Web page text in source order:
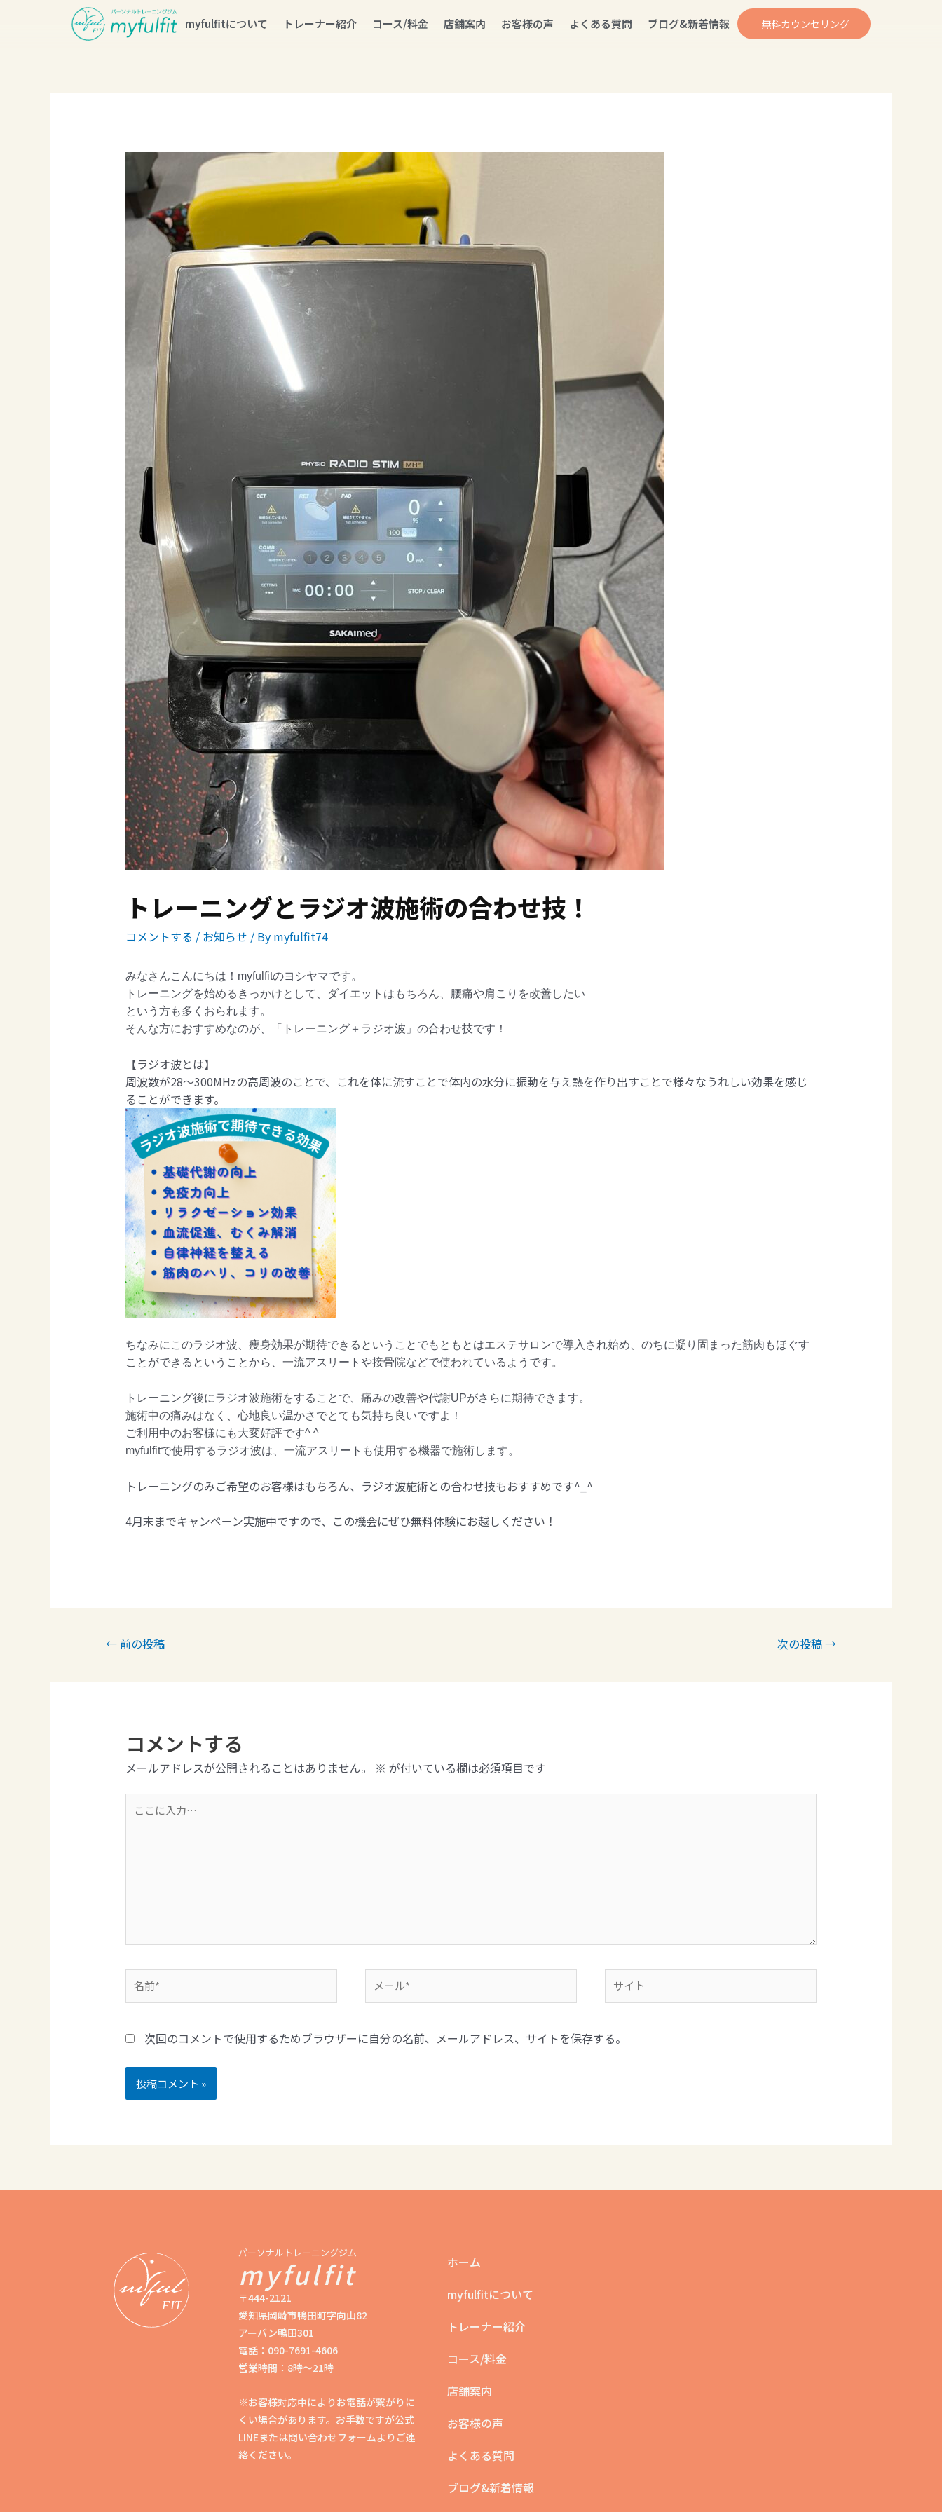
myfulfitについて トレーナー紹介 コース/料金 店舗案内 お客様の声 よくある質問 ブログ&新着情報 無料カウンセリング
トレーニングとラジオ波施術の合わせ技！
コメントする / お知らせ / By myfulfit74
みなさんこんにちは！myfulfitのヨシヤマです。
トレーニングを始めるきっかけとして、ダイエットはもちろん、腰痛や肩こりを改善したい
という方も多くおられます。
そんな方におすすめなのが、「トレーニング＋ラジオ波」の合わせ技です！
【ラジオ波とは】
周波数が28〜300MHzの高周波のことで、これを体に流すことで体内の水分に振動を与え熱を作り出すことで様々なうれしい効果を感じ
ることができます。
ちなみにこのラジオ波、痩身効果が期待できるということでもともとはエステサロンで導入され始め、のちに凝り固まった筋肉もほぐす
ことができるということから、一流アスリートや接骨院などで使われているようです。
トレーニング後にラジオ波施術をすることで、痛みの改善や代謝UPがさらに期待できます。
施術中の痛みはなく、心地良い温かさでとても気持ち良いですよ！
ご利用中のお客様にも大変好評です^ ^
myfulfitで使用するラジオ波は、一流アスリートも使用する機器で施術します。
トレーニングのみご希望のお客様はもちろん、ラジオ波施術との合わせ技もおすすめです^_^
4月末までキャンペーン実施中ですので、この機会にぜひ無料体験にお越しください！
←前の投稿 次の投稿→
コメントする
メールアドレスが公開されることはありません。 ※ が付いている欄は必須項目です
次回のコメントで使用するためブラウザーに自分の名前、メールアドレス、サイトを保存する。
パーソナルトレーニングジム
myfulfit
〒444-2121
愛知県岡崎市鴨田町字向山82
アーバン鴨田301
電話：090-7691-4606
営業時間：8時〜21時
※お客様対応中によりお電話が繋がりに
くい場合があります。お手数ですが公式
LINEまたは問い合わせフォームよりご連
絡ください。
ホーム
myfulfitについて
トレーナー紹介
コース/料金
店舗案内
お客様の声
よくある質問
ブログ&新着情報